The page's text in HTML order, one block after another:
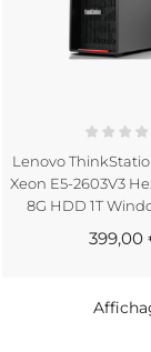
Lenovo
Xeon E5-2603V3
8G HDD 1T
399,00
MY
NOM DE LA
Annuler
Vous devez